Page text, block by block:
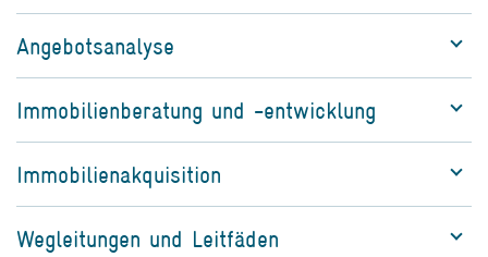
Angebotsanalyse
Immobilienberatung und -entwicklung
Immobilienakquisition
Wegleitungen und Leitfäden